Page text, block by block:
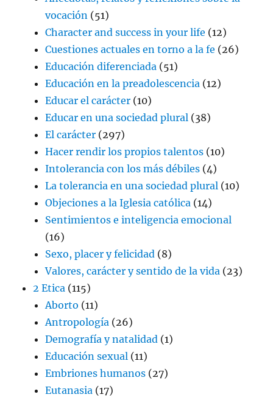
vocación (51)
Character and success in your life (12)
Cuestiones actuales en torno a la fe (26)
Educación diferenciada (51)
Educación en la preadolescencia (12)
Educar el carácter (10)
Educar en una sociedad plural (38)
El carácter (297)
Hacer rendir los propios talentos (10)
Intolerancia con los más débiles (4)
La tolerancia en una sociedad plural (10)
Objeciones a la Iglesia católica (14)
Sentimientos e inteligencia emocional
(16)
Sexo, placer y felicidad (8)
Valores, carácter y sentido de la vida (23)
2 Etica (115)
Aborto (11)
Antropología (26)
Demografía y natalidad (1)
Educación sexual (11)
Embriones humanos (27)
Eutanasia (17)